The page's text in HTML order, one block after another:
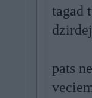
tagad
pats